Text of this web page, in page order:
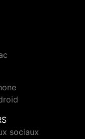
sociaux